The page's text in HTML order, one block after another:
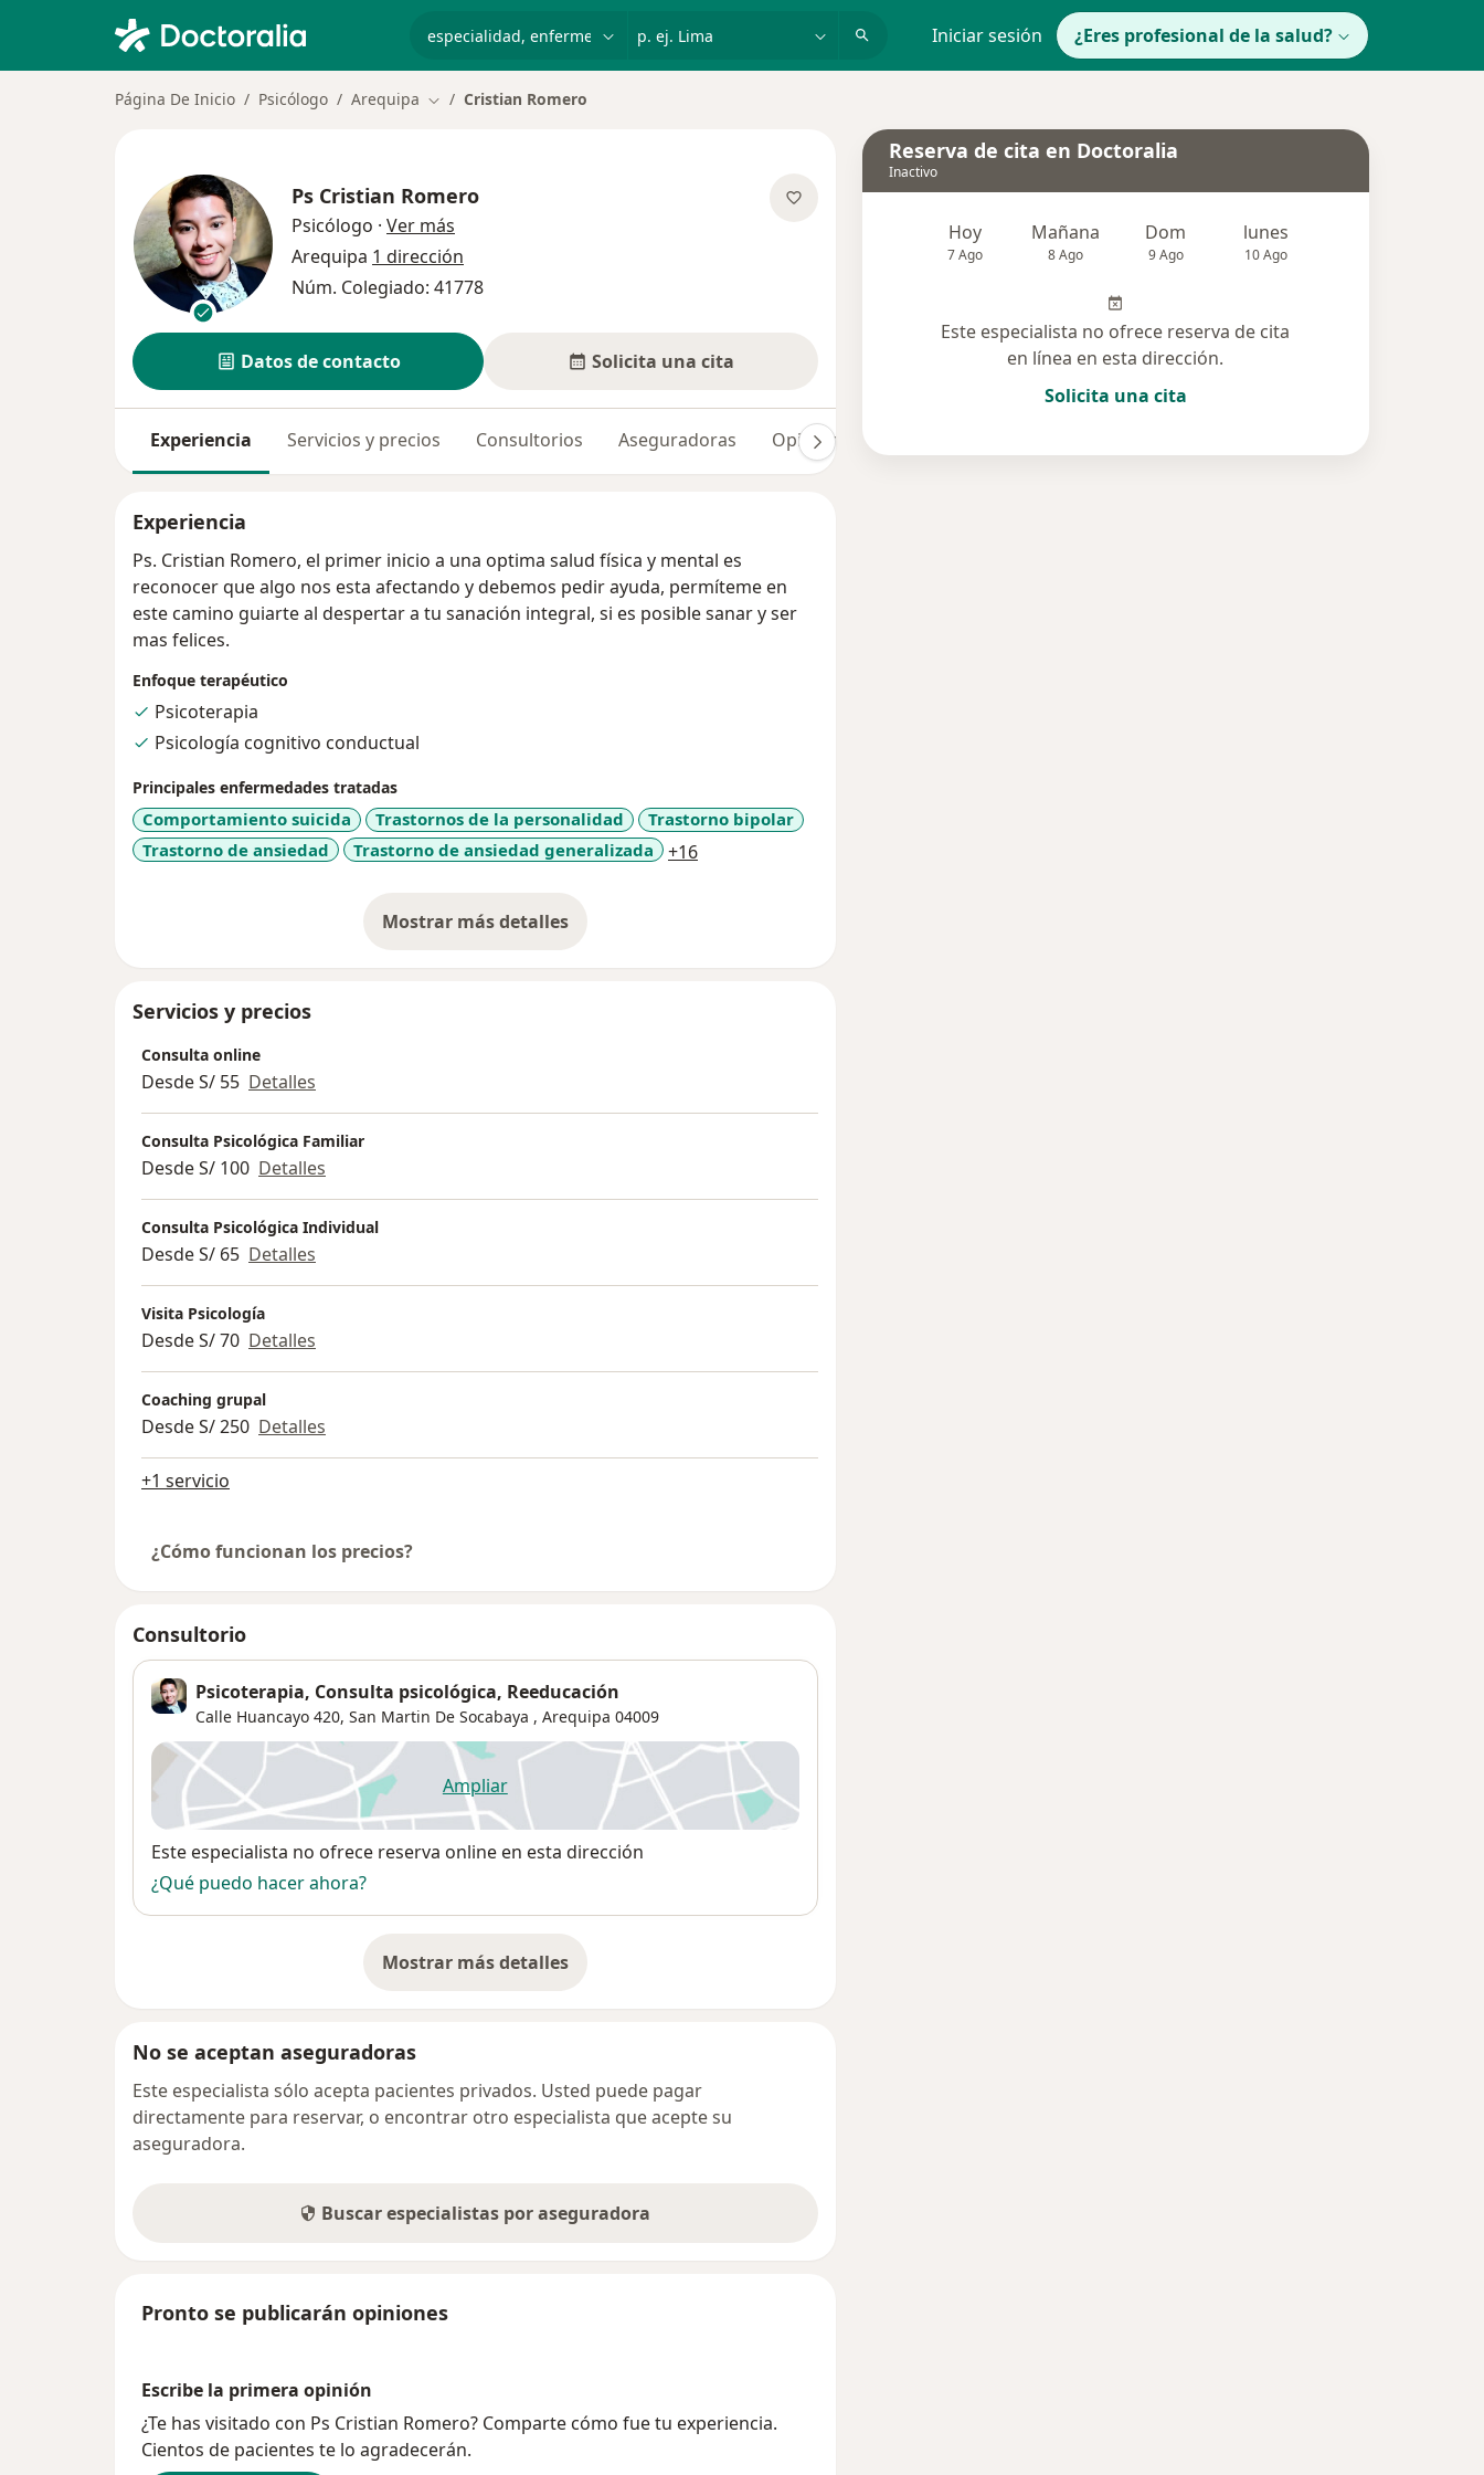
Iniciar sesión ¿Eres profesional de la salud?
Página De Inicio Psicólogo Arequipa Cambiar de ciudad
Cristian Romero
Ps Cristian Romero
Psicólogo · Ver más
Arequipa 1 dirección
Núm. Colegiado: 41778
Datos de contacto Solicita una cita
Experiencia Servicios y precios Consultorios Aseguradoras Opiniones
Experiencia
Ps. Cristian Romero, el primer inicio a una optima salud física y mental es
reconocer que algo nos esta afectando y debemos pedir ayuda, permíteme en
este camino guiarte al despertar a tu sanación integral, si es posible sanar y ser
mas felices.
Enfoque terapéutico
Psicoterapia
Psicología cognitivo conductual
Principales enfermedades tratadas
Comportamiento suicida Trastornos de la personalidad
Trastorno bipolar
Trastorno de ansiedad
Trastorno de ansiedad generalizada +16a11y_sr_more_diseases
Mostrar más detalles
sobre la experiencia
Servicios y precios
Consulta online
Desde S/ 55 Detalles
Consulta Psicológica Familiar
Desde S/ 100 Detalles
Consulta Psicológica Individual
Desde S/ 65 Detalles
Visita Psicología
Desde S/ 70 Detalles
Coaching grupal
Desde S/ 250 Detalles
+1 servicio
¿Cómo funcionan los precios?
Consultorio
Psicoterapia, Consulta psicológica, Reeducación
Calle Huancayo 420, San Martin De Socabaya , Arequipa 04009
Ampliarse abre en una nueva pestaña
Disponibilidad
Este especialista no ofrece reserva online en esta dirección
¿Qué puedo hacer ahora?
Mostrar más detalles
sobre la dirección
No se aceptan aseguradoras
Este especialista sólo acepta pacientes privados. Usted puede pagar
directamente para reservar, o encontrar otro especialista que acepte su
aseguradora.
Buscar especialistas por aseguradora
Pronto se publicarán opiniones
Escribe la primera opinión
¿Te has visitado con Ps Cristian Romero? Comparte cómo fue tu experiencia.
Cientos de pacientes te lo agradecerán.
Reserva de cita en Doctoralia
Inactivo
Hoy
7 Ago
Mañana
8 Ago
Dom
9 Ago
lunes
10 Ago
Este especialista no ofrece reserva de cita
en línea en esta dirección.
Solicita una cita